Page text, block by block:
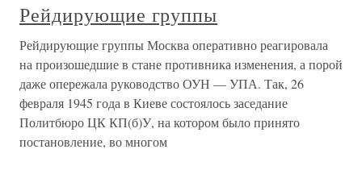
Рейдирующие группы
Рейдирующие группы Москва оперативно реагировала
на произошедшие в стане противника изменения, а порой
даже опережала руководство ОУН — УПА. Так, 26
февраля 1945 года в Киеве состоялось заседание
Политбюро ЦК КП(б)У, на котором было принято
постановление, во многом